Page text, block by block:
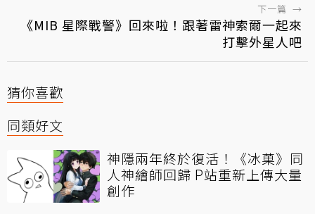
下一篇 →
《MIB 星際戰警》回來啦！跟著雷神索爾一起來
打擊外星人吧
猜你喜歡
同類好文
神隱兩年終於復活！《冰菓》同
人神繪師回歸 P站重新上傳大量
創作